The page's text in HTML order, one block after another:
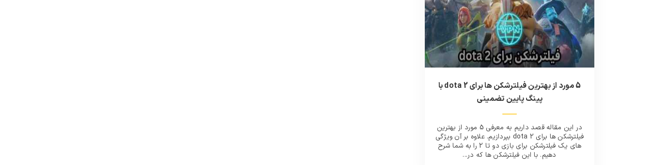
5 مورد از بهترین فیلترشکن ها برای dota 2 با
پینگ پایین تضمینی
در این مقاله قصد داریم به معرفی 5 مورد از بهترین
فیلترشکن ها برای dota 2 بپردازیم. علاوه بر آن ویژگی
های یک فیلترشکن برای بازی دو تا 2 را به شما شرح
دهیم. با این فیلترشکن ها که در...